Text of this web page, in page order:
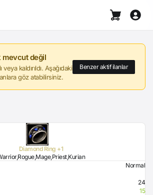
mevcut değil
veya kaldırıldı. Aşağıdaki
göz atabilirsiniz.
Benzer aktif ilanlar
Diamond Ring +1
Normal
24
15